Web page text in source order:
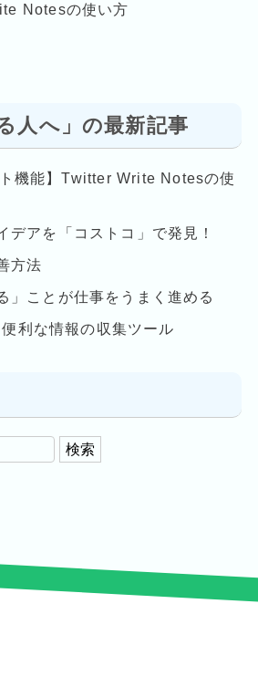
Notesの使い方
人へ」の最新記事
機能】Twitter Write Notesの使
デアを「コストコ」で発見！
方法
」ことが仕事をうまく進める
利な情報の収集ツール